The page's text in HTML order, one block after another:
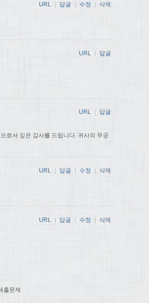
URL | 답글 | 수정 | 삭제
URL 답글
로서 깊은 감사를 드립니다. 귀사의 무궁
URL 답글
URL 답글 수정 삭제
출문제
URL | 답글 | 수정 | 삭제